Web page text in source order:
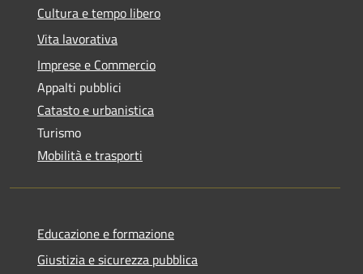
Cultura e tempo libero
Vita lavorativa
Imprese e Commercio
Appalti pubblici
Catasto e urbanistica
Turismo
Mobilità e trasporti
Educazione e formazione
Giustizia e sicurezza pubblica